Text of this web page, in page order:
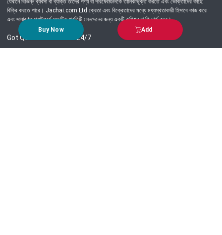
Buy Now Add
যেখানে বিভিন্ন ব্যবসা বা ব্যক্তি তাদের পণ্য বা পরিষেবাগুলিকে তালিকাভুক্ত করতে এবং ভোক্তাদের কাছে
বিক্রি করতে পারে। Jachai.com Ltd ক্রেতা এবং বিক্রেতাদের মধ্যে মধ্যস্থতাকারী হিসাবে কাজ করে
এবং সাধারণত প্ল্যাটফর্মে সংঘটিত প্রতিটি লেনদেনের জন্য একটি কমিশন বা ফি চার্জ করে।
Got Question? Call us 24/7